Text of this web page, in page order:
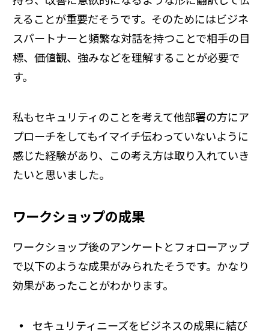
えることが重要だそうです。そのためにはビジネ
スパートナーと頻繁な対話を持つことで相手の目
標、価値観、強みなどを理解することが必要で
す。
私もセキュリティのことを考えて他部署の方にア
プローチをしてもイマイチ伝わっていないように
感じた経験があり、この考え方は取り入れていき
たいと思いました。
ワークショップの成果
ワークショップ後のアンケートとフォローアップ
で以下のような成果がみられたそうです。かなり
効果があったことがわかります。
セキュリティニーズをビジネスの成果に結び